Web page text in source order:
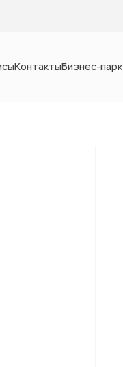
КонтактыБизнес-парк